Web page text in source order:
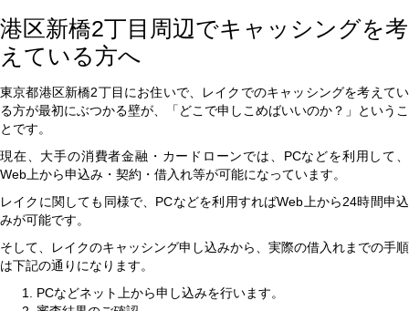
港区新橋2丁目周辺でキャッシングを考
えている方へ
東京都港区新橋2丁目にお住いで、レイクでのキャッシングを考えてい
る方が最初にぶつかる壁が、「どこで申しこめばいいのか？」というこ
とです。
現在、大手の消費者金融・カードローンでは、PCなどを利用して、
Web上から申込み・契約・借入れ等が可能になっています。
レイクに関しても同様で、PCなどを利用すればWeb上から24時間申込
みが可能です。
そして、レイクのキャッシング申し込みから、実際の借入れまでの手順
は下記の通りになります。
PCなどネット上から申し込みを行います。